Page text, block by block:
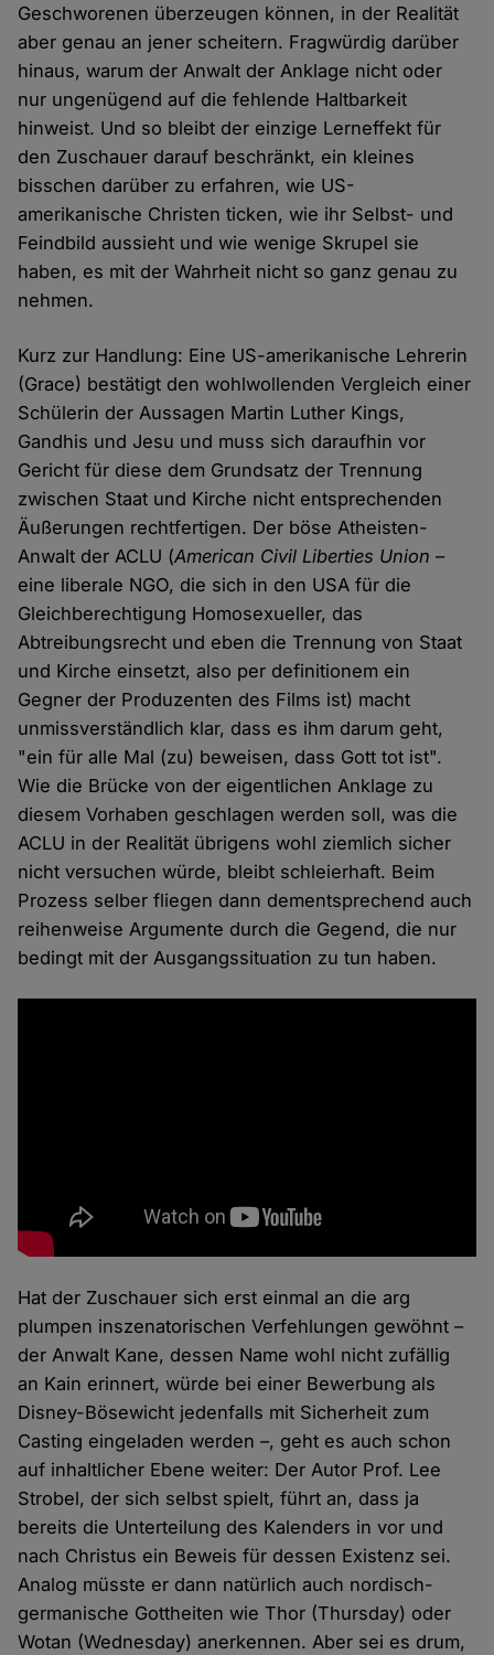
Geschworenen überzeugen können, in der Realität
aber genau an jener scheitern. Fragwürdig darüber
hinaus, warum der Anwalt der Anklage nicht oder
nur ungenügend auf die fehlende Haltbarkeit
hinweist. Und so bleibt der einzige Lerneffekt für
den Zuschauer darauf beschränkt, ein kleines
bisschen darüber zu erfahren, wie US-
amerikanische Christen ticken, wie ihr Selbst- und
Feindbild aussieht und wie wenige Skrupel sie
haben, es mit der Wahrheit nicht so ganz genau zu
nehmen.
Kurz zur Handlung: Eine US-amerikanische Lehrerin
(Grace) bestätigt den wohlwollenden Vergleich einer
Schülerin der Aussagen Martin Luther Kings,
Gandhis und Jesu und muss sich daraufhin vor
Gericht für diese dem Grundsatz der Trennung
zwischen Staat und Kirche nicht entsprechenden
Äußerungen rechtfertigen. Der böse Atheisten-
Anwalt der ACLU (American Civil Liberties Union –
eine liberale NGO, die sich in den USA für die
Gleichberechtigung Homosexueller, das
Abtreibungsrecht und eben die Trennung von Staat
und Kirche einsetzt, also per definitionem ein
Gegner der Produzenten des Films ist) macht
unmissverständlich klar, dass es ihm darum geht,
"ein für alle Mal (zu) beweisen, dass Gott tot ist".
Wie die Brücke von der eigentlichen Anklage zu
diesem Vorhaben geschlagen werden soll, was die
ACLU in der Realität übrigens wohl ziemlich sicher
nicht versuchen würde, bleibt schleierhaft. Beim
Prozess selber fliegen dann dementsprechend auch
reihenweise Argumente durch die Gegend, die nur
bedingt mit der Ausgangssituation zu tun haben.
Hat der Zuschauer sich erst einmal an die arg
plumpen inszenatorischen Verfehlungen gewöhnt –
der Anwalt Kane, dessen Name wohl nicht zufällig
an Kain erinnert, würde bei einer Bewerbung als
Disney-Bösewicht jedenfalls mit Sicherheit zum
Casting eingeladen werden –, geht es auch schon
auf inhaltlicher Ebene weiter: Der Autor Prof. Lee
Strobel, der sich selbst spielt, führt an, dass ja
bereits die Unterteilung des Kalenders in vor und
nach Christus ein Beweis für dessen Existenz sei.
Analog müsste er dann natürlich auch nordisch-
germanische Gottheiten wie Thor (Thursday) oder
Wotan (Wednesday) anerkennen. Aber sei es drum,